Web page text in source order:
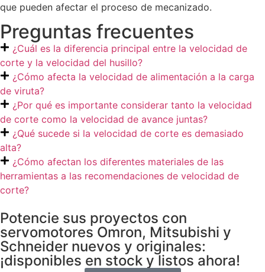
que pueden afectar el proceso de mecanizado.
Preguntas frecuentes
¿Cuál es la diferencia principal entre la velocidad de
corte y la velocidad del husillo?
¿Cómo afecta la velocidad de alimentación a la carga
de viruta?
¿Por qué es importante considerar tanto la velocidad
de corte como la velocidad de avance juntas?
¿Qué sucede si la velocidad de corte es demasiado
alta?
¿Cómo afectan los diferentes materiales de las
herramientas a las recomendaciones de velocidad de
corte?
Potencie sus proyectos con
servomotores Omron, Mitsubishi y
Schneider nuevos y originales:
¡disponibles en stock y listos ahora!